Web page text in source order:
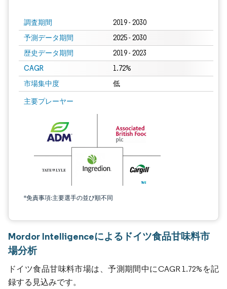
調査期間 2019 - 2030
予測データ期間 2025 - 2030
歴史データ期間 2019 - 2023
CAGR 1.72%
市場集中度 低
主要プレーヤー
*免責事項:主要選手の並び順不同
Mordor Intelligenceによるドイツ食品甘味料市
場分析
ドイツ食品甘味料市場は、予測期間中にCAGR 1.72%を記
録する見込みです。